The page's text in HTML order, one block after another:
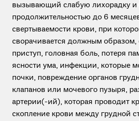
вызывающий слабую лихорадку и
продолжительностью до 6
свертываемости крови, при
сворачивается должным образом,
приступ, головная боль, потеря
ясности ума, инфекции, которые
почки, повреждение органов
клапанов или мочевого пузыря,
артерии(-ий), которая проводит
скопление крови между грудной